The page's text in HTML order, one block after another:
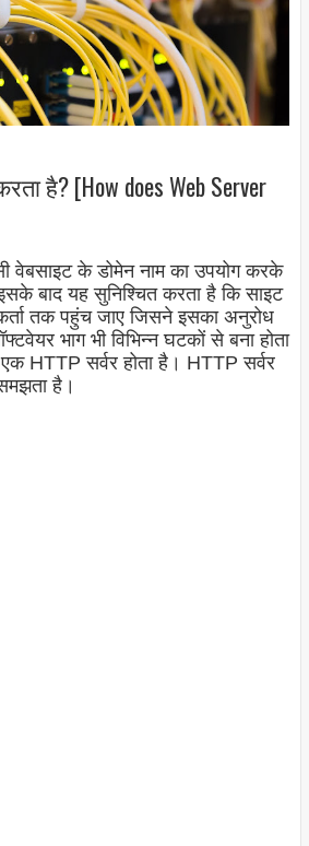
है? [How does Web Server
वेबसाइट के डोमेन नाम का उपयोग करके
बाद यह सुनिश्चित करता है कि साइट
तक पहुंच जाए जिसने इसका अनुरोध
भाग भी विभिन्न घटकों से बना होता
HTTP सर्वर होता है। HTTP सर्वर
है।